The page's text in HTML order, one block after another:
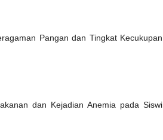
Pangan dan Tingkat Kecukupan
dan Kejadian Anemia pada Siswi